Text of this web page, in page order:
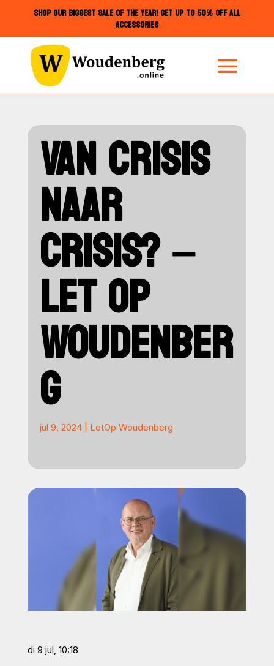
SHOP OUR BIGGEST SALE OF THE YEAR! GET UP TO 50% OFF ALL
ACCESSORIES
VAN CRISIS
NAAR
CRISIS? –
LET OP
WOUDENBER
G
jul 9, 2024| LetOp Woudenberg
di 9 jul, 10:18